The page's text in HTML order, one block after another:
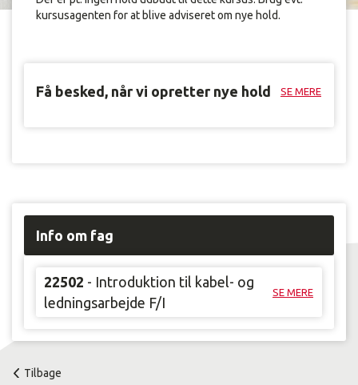
kursusagenten for at blive adviseret om nye hold.
Få besked, når vi opretter nye hold SE MERE
Info om fag
22502 - Introduktion til kabel- og
ledningsarbejde F/I
SE MERE
Tilbage